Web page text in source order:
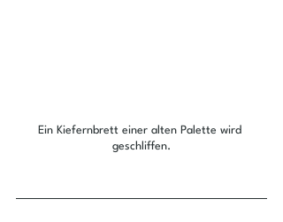
Ein Kiefernbrett einer alten Palette wird
geschliffen.